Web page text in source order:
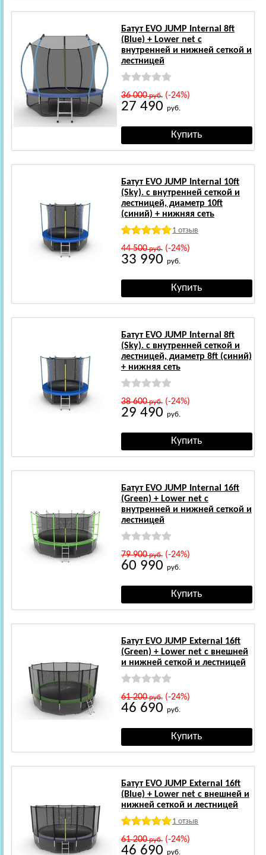
Батут EVO JUMP Internal 8ft
(Blue) + Lower net с
внутренней и нижней сеткой и
лестницей
36 000руб.(-24%)
27 490 руб.
Батут EVO JUMP Internal 10ft
(Sky). с внутренней сеткой и
лестницей, диаметр 10ft
(синий) + нижняя сеть
1 отзыв
44 500руб.(-24%)
33 990 руб.
Батут EVO JUMP Internal 8ft
(Sky). с внутренней сеткой и
лестницей, диаметр 8ft (синий)
+ нижняя сеть
38 600руб.(-24%)
29 490 руб.
Батут EVO JUMP Internal 16ft
(Green) + Lower net с
внутренней и нижней сеткой и
лестницей
79 900руб.(-24%)
60 990 руб.
Батут EVO JUMP External 16ft
(Green) + Lower net с внешней
и нижней сеткой и лестницей
61 200руб.(-24%)
46 690 руб.
Батут EVO JUMP External 16ft
(Blue) + Lower net с внешней и
нижней сеткой и лестницей
1 отзыв
61 200руб.(-24%)
46 690 руб.